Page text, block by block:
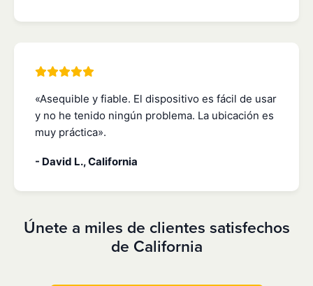
«Asequible y fiable. El dispositivo es fácil de usar
y no he tenido ningún problema. La ubicación es
muy práctica».
- David L., California
Únete a miles de clientes satisfechos
de California